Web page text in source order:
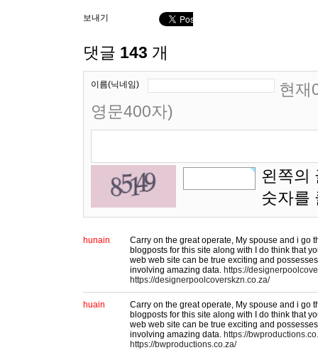
보내기
댓글 143 개
이름(닉네임)
현재
영문400자)
왼쪽의
숫자를
hunain
Carry on the great operate, My spouse and i go
blogposts for this site along with I do think that
web web site can be true exciting and
involving amazing data. https://
https://designerpoolcoverskzn.co.za/
huain
Carry on the great operate, My spouse and i go
blogposts for this site along with I do think that
web web site can be true exciting and
involving amazing data. https://
https://bwproductions.co.za/